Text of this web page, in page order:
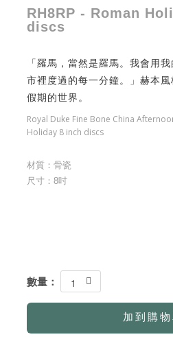
RH8RP - Roman
discs
「羅馬，當然是羅馬。我會用
市裡度過的每一分鐘。」赫本
假期的世界。
Royal Duke Fine Bone China
Holiday 8 inch discs
材質：骨瓷
尺寸：8吋
數量： 1
加到購物